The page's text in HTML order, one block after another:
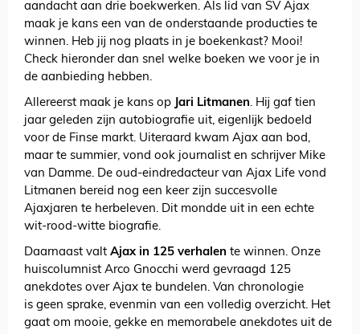
aandacht aan drie boekwerken. Als lid van SV Ajax
maak je kans een van de onderstaande producties te
winnen. Heb jij nog plaats in je boekenkast? Mooi!
Check hieronder dan snel welke boeken we voor je in
de aanbieding hebben.
Allereerst maak je kans op Jari Litmanen. Hij gaf tien
jaar geleden zijn autobiografie uit, eigenlijk bedoeld
voor de Finse markt. Uiteraard kwam Ajax aan bod,
maar te summier, vond ook journalist en schrijver Mike
van Damme. De oud-eindredacteur van Ajax Life vond
Litmanen bereid nog een keer zijn succesvolle
Ajaxjaren te herbeleven. Dit mondde uit in een echte
wit-rood-witte biografie.
Daarnaast valt Ajax in 125 verhalen te winnen. Onze
huiscolumnist Arco Gnocchi werd gevraagd 125
anekdotes over Ajax te bundelen. Van chronologie
is geen sprake, evenmin van een volledig overzicht. Het
gaat om mooie, gekke en memorabele anekdotes uit de